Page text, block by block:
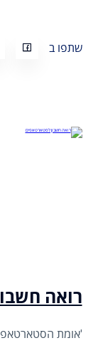
שתפו ב
רואה
'אומת